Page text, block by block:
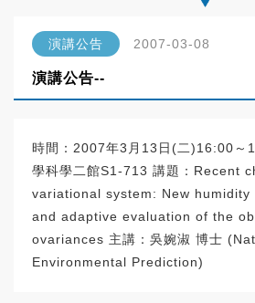
演講公告 2007-03-08
演講公告--
時間：2007年3月13日(二)16:00～
學科學二館S1-713 講題：Recent
variational system: New
and adaptive evaluation of the
ovariances 主講：吳婉淑 博士
Environmental Prediction)